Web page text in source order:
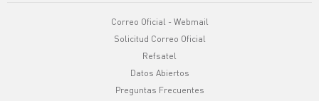
Correo Oficial - Webmail
Solicitud Correo Oficial
Refsatel
Datos Abiertos
Preguntas Frecuentes